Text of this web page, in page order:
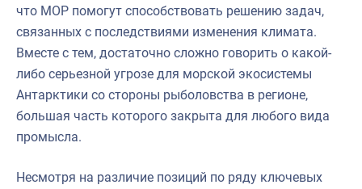
что МОР помогут способствовать решению задач,
связанных с последствиями изменения климата.
Вместе с тем, достаточно сложно говорить о какой-
либо серьезной угрозе для морской экосистемы
Антарктики со стороны рыболовства в регионе,
большая часть которого закрыта для любого вида
промысла.
Несмотря на различие позиций по ряду ключевых